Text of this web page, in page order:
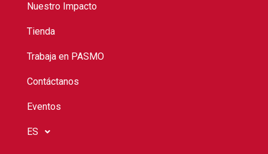
Nuestro Impacto
Tienda
Trabaja en PASMO
Contáctanos
Eventos
ES